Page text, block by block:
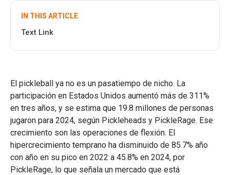
IN THIS ARTICLE
Text Link
El pickleball ya no es un pasatiempo de nicho. La
participación en Estados Unidos aumentó más de 311%
en tres años, y se estima que 19.8 millones de personas
jugaron para 2024, según Pickleheads y PickleRage. Ese
crecimiento son las operaciones de flexión. El
hipercrecimiento temprano ha disminuido de 85.7% año
con año en su pico en 2022 a 45.8% en 2024, por
PickleRage, lo que señala un mercado que está